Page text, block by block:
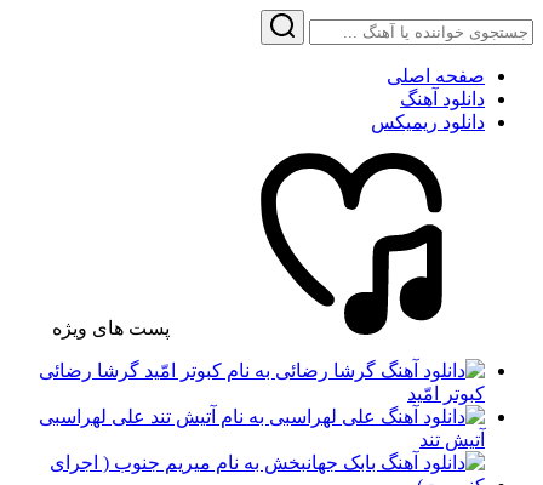
صفحه اصلی
دانلود آهنگ
دانلود ریمیکس
پست های ویژه
گرشا رضائی
کبوتر امّید
علی لهراسبی
آتیش تند